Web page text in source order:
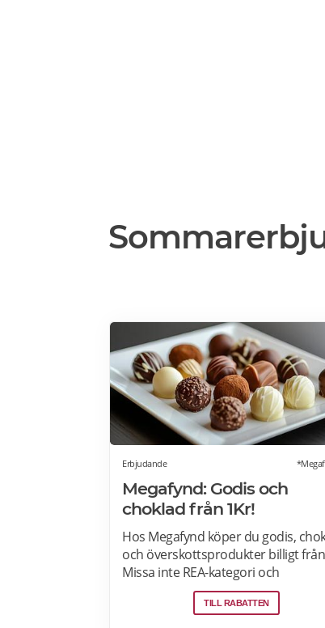
Erbjudande
Megafynd: Godis och
choklad från 1Kr!
Hos Megafynd köper du godis,
och överskottsprodukter billigt
Missa inte REA-kategori och
Matmarknad där Megafynd har
hundratals aktuella erbjudanden
TILL RABATTEN